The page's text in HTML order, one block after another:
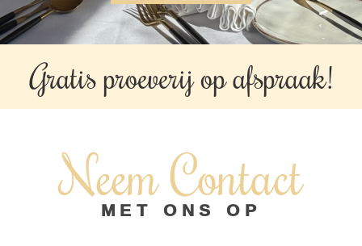
Gratis proeverij opafspraak!
Neem Contact
MET ONS OP